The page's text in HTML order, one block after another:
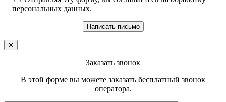
персональных данных.
Написать письмо
✕
Заказать звонок
В этой форме вы можете заказать бесплатный звонок
оператора.